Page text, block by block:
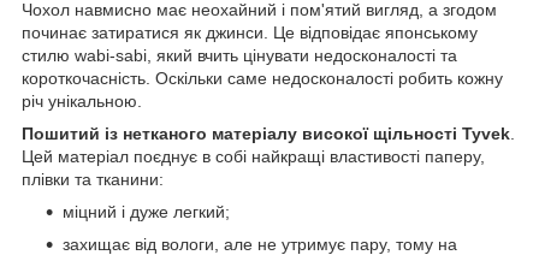
Чохол навмисно має неохайний і пом'ятий вигляд, а згодом
починає затиратися як джинси. Це відповідає японському
стилю wabi-sabi, який вчить цінувати недосконалості та
короткочасність. Оскільки саме недосконалості робить кожну
річ унікальною.
Пошитий із нетканого матеріалу високої щільності Tyvek
Цей матеріал поєднує в собі найкращі властивості паперу,
плівки та тканини:
міцний і дуже легкий;
захищає від вологи, але не утримує пару, тому на